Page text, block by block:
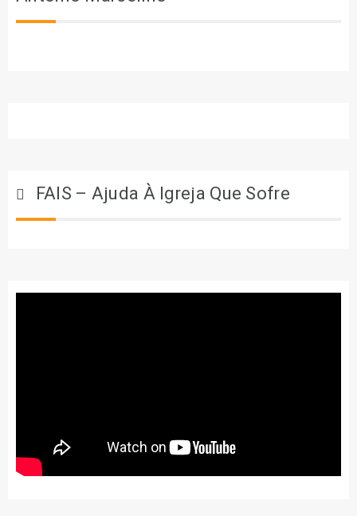
FAIS – Ajuda À Igreja Que Sofre